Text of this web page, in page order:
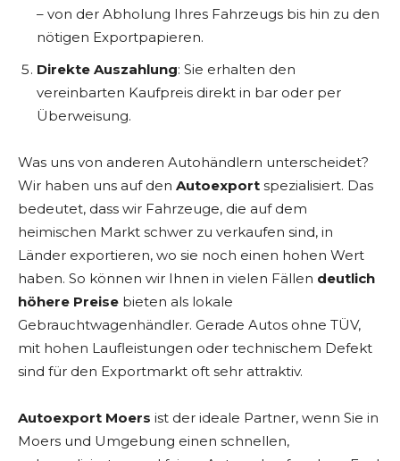
– von der Abholung Ihres Fahrzeugs bis hin zu den
nötigen Exportpapieren.
Direkte Auszahlung: Sie erhalten den
vereinbarten Kaufpreis direkt in bar oder per
Überweisung.
Was uns von anderen Autohändlern unterscheidet?
Wir haben uns auf den Autoexport spezialisiert. Das
bedeutet, dass wir Fahrzeuge, die auf dem
heimischen Markt schwer zu verkaufen sind, in
Länder exportieren, wo sie noch einen hohen Wert
haben. So können wir Ihnen in vielen Fällen deutlich
höhere Preise bieten als lokale
Gebrauchtwagenhändler. Gerade Autos ohne TÜV,
mit hohen Laufleistungen oder technischem Defekt
sind für den Exportmarkt oft sehr attraktiv.
Autoexport Moers ist der ideale Partner, wenn Sie in
Moers und Umgebung einen schnellen,